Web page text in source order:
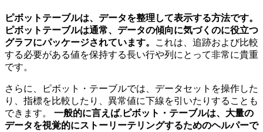
ピボットテーブルは、データを整理して表示する方法です。
ピボットテーブルは通常、データの傾向に気づくのに役立つ
グラフにパッケージされています。
これは、追跡および比較
する必要がある値を保持する長い行や列にとって非常に貴重
です。
さらに、ピボット・テーブルでは、データセットを操作した
り、指標を比較したり、異常値に下線を引いたりすることも
できます。 一般的に言えば, ピボット・テーブルは、大量の
データを視覚的にストーリーテリングするためのヘルパーで